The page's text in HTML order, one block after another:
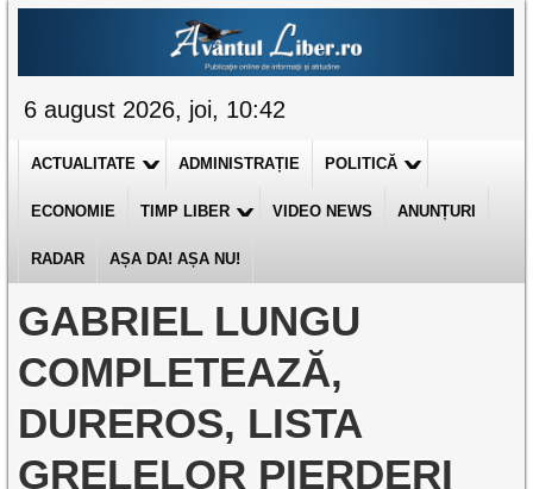
6 august 2026, joi, 10:42
ACTUALITATE ADMINISTRAȚIE POLITICĂ
ECONOMIE TIMP LIBER VIDEO NEWS ANUNȚURI
RADAR AȘA DA! AȘA NU!
GABRIEL LUNGU
COMPLETEAZĂ,
DUREROS, LISTA
GRELELOR PIERDERI